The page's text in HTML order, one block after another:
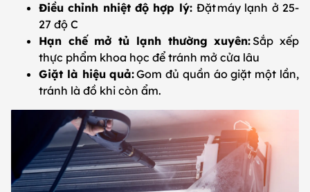
Điều chỉnh nhiệt độ hợp lý: Đặt máy lạnh ở 25-
27 độ C
Hạn chế mở tủ lạnh thường xuyên: Sắp xếp
thực phẩm khoa học để tránh mở cửa lâu
Giặt là hiệu quả:Gom đủ quần áo giặt một lần,
tránh là đồ khi còn ẩm.